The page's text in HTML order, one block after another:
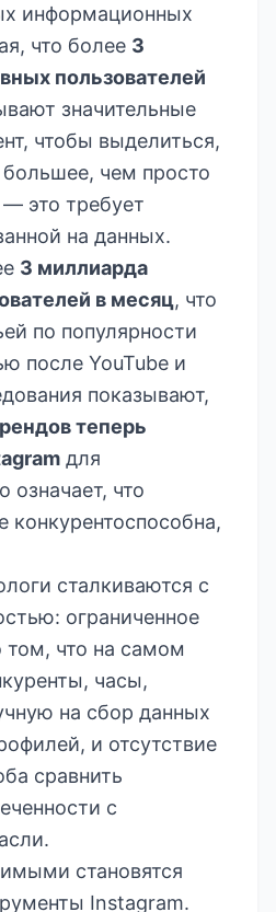
информационных
что более 3
пользователей
значительные
чтобы выделиться,
большее, чем просто
это требует
на данных.
3 миллиарда
в месяц, что
по популярности
после YouTube и
показывают,
теперь
для
означает, что
конкурентоспособна,
сталкиваются с
ограниченное
том, что на самом
часы,
на сбор данных
и отсутствие
сравнить
с
становятся
Instagram.